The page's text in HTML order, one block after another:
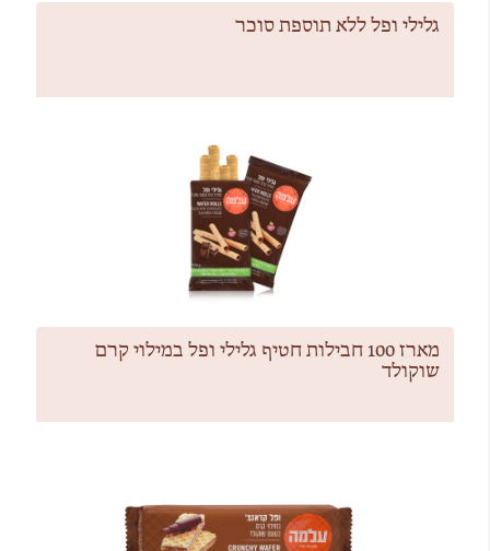
גלילי ופל ללא תוספת סוכר
מארז 100 חבילות חטיף גלילי ופל במילוי קרם
שוקולד